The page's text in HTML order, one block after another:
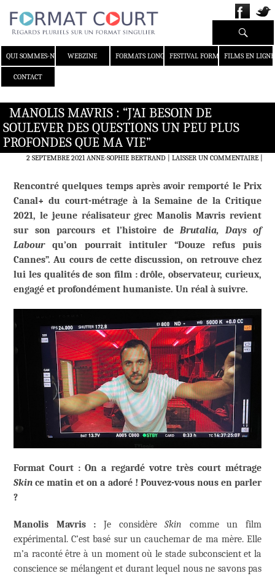
QUI SOMMES-NOUS ?WEBZINE FORMATS LONGS FESTIVAL FORMAT COURT
FILMS EN LIGNE
CONTACT
Recherche
MANOLIS MAVRIS : “J’AI BESOIN DE
SOULEVER DES QUESTIONS UN PEU PLUS
PROFONDES QUE MA VIE”
2 SEPTEMBRE 2021 ANNE-SOPHIE BERTRAND LAISSER UN COMMENTAIRE|
Rencontré quelques temps après avoir remporté le Prix
Canal+ du court-métrage à la Semaine de la Critique
2021, le jeune réalisateur grec Manolis Mavris revient
sur son parcours et l’histoire de Brutalia, Days of
Labourqu’on pourrait intituler “Douze refus puis
Cannes”. Au cours de cette discussion, on retrouve chez
lui les qualités de son film : drôle, observateur, curieux,
engagé et profondément humaniste. Un réal à suivre.
Format Court : On a regardé votre très court métrage
Skin ce matin et on a adoré ! Pouvez-vous nous en parler
?
Manolis Mavris : Je considèreSkin comme un film
expérimental. C’est basé sur un cauchemar de ma mère. Elle
m’a raconté être à un moment où le stade subconscient et la
conscience se mélangent et durant lequel nous ne savons pas